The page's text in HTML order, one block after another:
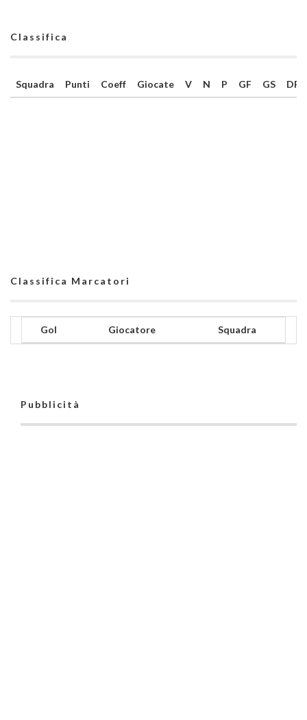
Classifica
Squadra Punti Coeff Giocate V N P GF GS DR
Classifica Marcatori
Gol Giocatore Squadra
Pubblicità